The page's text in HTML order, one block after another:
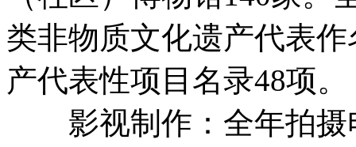
类非物质文化遗产代表
产代表性项目名录48项。
影视制作：全年拍摄